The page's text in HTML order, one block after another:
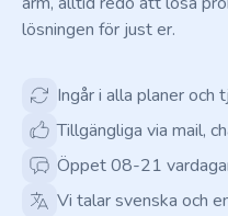
lösningen för just er.
Ingår i alla planer och
Tillgängliga via mail,
Öppet 08-21
Vi talar svenska och